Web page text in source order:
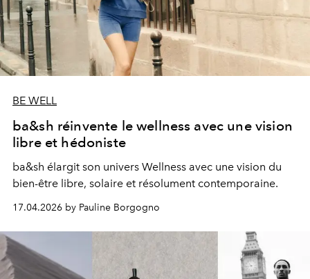
BE WELL
ba&sh réinvente le wellness avec une vision
libre et hédoniste
ba&sh élargit son univers Wellness avec une vision du
bien-être libre, solaire et résolument contemporaine.
17.04.2026 by Pauline Borgogno